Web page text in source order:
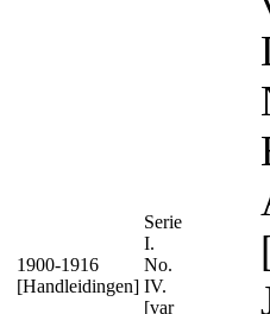
1900-1916
[Handleidingen]
Serie
I.
No.
IV.
[var